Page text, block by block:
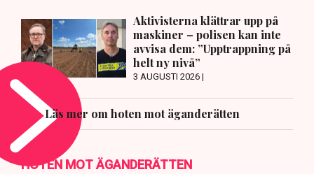
Aktivisterna klättrar upp på
maskiner – polisen kan inte
avvisa dem: ”Upptrappning på
helt ny nivå”
3 AUGUSTI 2026 |
Läs mer om hoten mot äganderätten
HOTEN MOT ÄGANDERÄTTEN